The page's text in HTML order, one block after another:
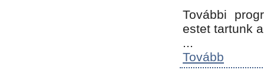
További
estet tartunk
...
Tovább